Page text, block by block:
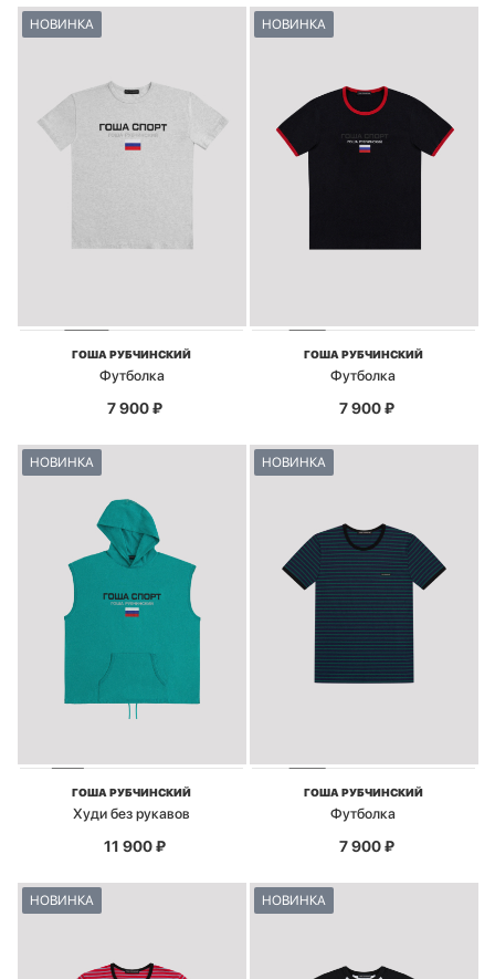
НОВИНКА
ГОША РУБЧИНСКИЙ
Футболка
7 900₽
НОВИНКА
ГОША РУБЧИНСКИЙ
Футболка
7 900₽
НОВИНКА
ГОША РУБЧИНСКИЙ
Худи без рукавов
11 900₽
НОВИНКА
ГОША РУБЧИНСКИЙ
Футболка
7 900₽
НОВИНКА НОВИНКА